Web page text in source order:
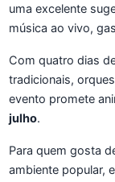
uma excelente
música ao vivo,
Com quatro dias
tradicionais,
evento promete
julho.
Para quem gosta
ambiente popular,